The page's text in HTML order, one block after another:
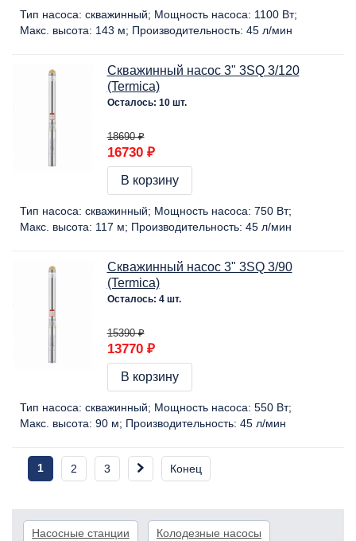
Тип насоса: скважинный Мощность насоса: 1100 Вт
Макс. высота: 143 м Производительность: 45 л/мин
Скважинный насос 3" 3SQ 3/120
(Termica)
Осталось: 10 шт.
18690 ₽
16730 ₽
В корзину
Тип насоса: скважинный Мощность насоса: 750 Вт
Макс. высота: 117 м Производительность: 45 л/мин
Скважинный насос 3" 3SQ 3/90
(Termica)
Осталось: 4 шт.
15390 ₽
13770 ₽
В корзину
Тип насоса: скважинный Мощность насоса: 550 Вт
Макс. высота: 90 м Производительность: 45 л/мин
1 2 3 Конец
Насосные станции Колодезные насосы